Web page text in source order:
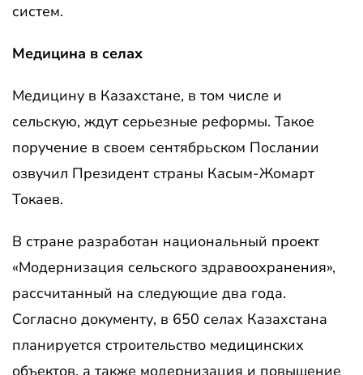
систем.
Медицина в селах
Медицину в Казахстане, в том числе и
сельскую, ждут серьезные реформы. Такое
поручение в своем сентябрьском Послании
озвучил Президент страны Касым-Жомарт
Токаев.
В стране разработан национальный проект
«Модернизация сельского здравоохранения»,
рассчитанный на следующие два года.
Согласно документу, в 650 селах Казахстана
планируется строительство медицинских
объектов, а также модернизация и повышение